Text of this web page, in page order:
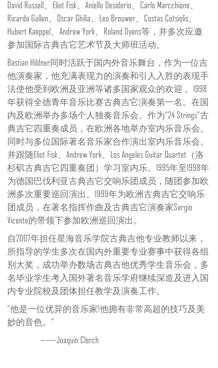
David Russell、Eliot Fisk、Aniello Desiderio、Carlo Marcchione、
Ricardo Gallen、Oscar Ghilia、Leo Brouwer、Costas Cotsiolis、
Hubert Kaeppel、Andrew York、Roland Dyens等，并多次应邀
参加国际古典吉它艺术节及大师班活动。
Bastian Hildner同时活跃于国内外音乐舞台，作为一位吉
他演奏家，他充满表现力的演奏和引人入胜的表现手
法使他受到欧洲及亚洲等诸多国家观众的欢迎 。1998
年获得全德青年音乐比赛古典吉它演奏第一名。在国
内及欧洲举办多场个人独奏音乐会。作为“24 Strings”古
典吉它四重奏成员，在欧洲各地举办室内乐音乐会。
同时与多位国际著名音乐家合作演出室内乐音乐会。
并跟随Eliot Fisk、Andrew York、Los Angeles Guitar Quartet（洛
杉矶古典吉它四重奏团）学习室内乐。1995年至1998年
为德国巴伐利亚古典吉它交响乐团成员，随团参加欧
洲多次重要巡回演出。1999年为欧洲古典吉它交响乐
团成员，在著名指挥作曲及古典吉它演奏家Sergio
Vicente的带领下参加欧洲巡回演出。
自2007年担任星海音乐学院古典吉他专业教师以来，
所指导的学生多次在国内外重要专业赛事中获得各组
别大奖，成功举办数场古典吉他优秀学生音乐会，多
名毕业学生考入国外著名音乐学府继续深造及进入国
内专业院校及团体担任教学及演奏工作。
“他是一位优异的音乐家!他拥有非常高超的技巧及美
妙的音色。”
———Joaquin Clerch